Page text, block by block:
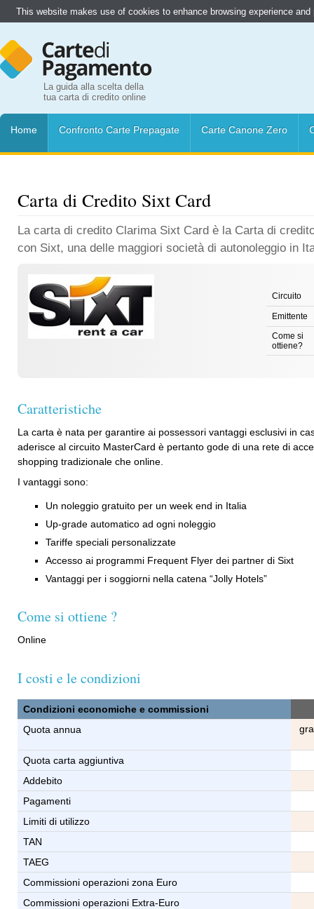
La guida alla scelta della
tua carta di credito online
Home Confronto Carte Prepagate Carte Canone Zero
Carta di Credito Sixt Card
La carta di credito Clarima Sixt Card è la Carta di
con Sixt, una delle maggiori società di autonoleggio in
Circuito
Emittente
Come si
ottiene?
Caratteristiche
La carta è nata per garantire ai possessori vantaggi esclusivi in
aderisce al circuito MasterCard è pertanto gode di una rete di
shopping tradizionale che online.
I vantaggi sono:
Un noleggio gratuito per un week end in Italia
Up-grade automatico ad ogni noleggio
Tariffe speciali personalizzate
Accesso ai programmi Frequent Flyer dei partner di Sixt
Vantaggi per i soggiorni nella catena “Jolly Hotels”
Come si ottiene ?
Online
I costi e le condizioni
Condizioni economiche e commissioni
Quota annua
Quota carta aggiuntiva
Addebito
Pagamenti
Limiti di utilizzo
TAN
TAEG
Commissioni operazioni zona Euro
Commissioni operazioni Extra-Euro
This website makes use of cookies to enhance browsing experience